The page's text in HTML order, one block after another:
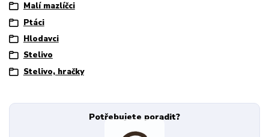
Malí mazlíčci
Ptáci
Hlodavci
Stelivo
Stelivo, hračky
Potřebujete poradit?